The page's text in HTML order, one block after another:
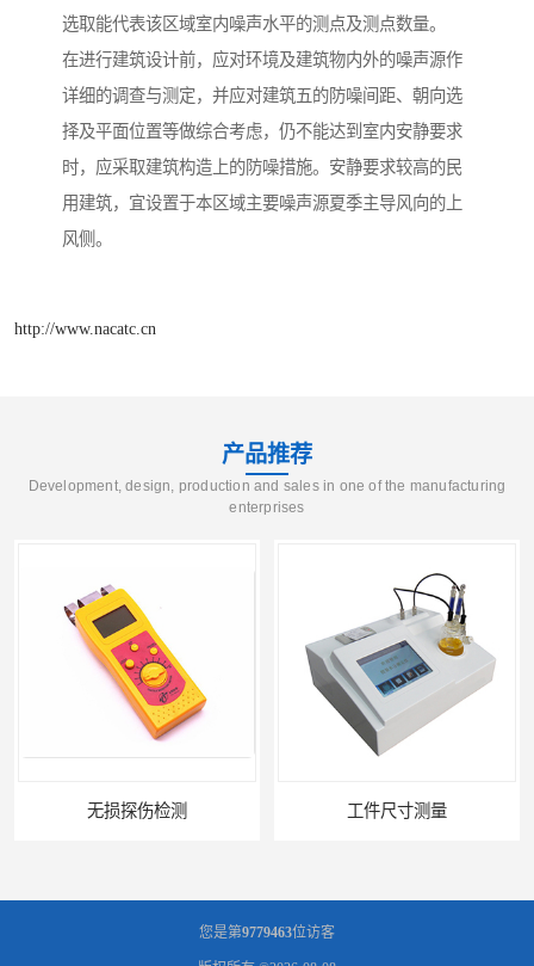
选取能代表该区域室内噪声水平的测点及测点数量。
在进行建筑设计前，应对环境及建筑物内外的噪声源作
详细的调查与测定，并应对建筑五的防噪间距、朝向选
择及平面位置等做综合考虑，仍不能达到室内安静要求
时，应采取建筑构造上的防噪措施。安静要求较高的民
用建筑，宜设置于本区域主要噪声源夏季主导风向的上
风侧。
http://www.nacatc.cn
产品推荐
Development, design, production and sales in one of the manufacturing
enterprises
工件尺寸测量 金属材料分析
您是第9779463位访客